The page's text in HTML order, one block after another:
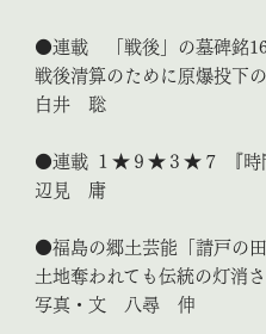
●連載 「戦後」の墓碑銘
戦後清算のために原爆投下
白井 聡
●連載 １★９★３★７ 『時
辺見 庸
●福島の郷土芸能「請戸の
土地奪われても伝統の灯消
写真・文 八尋 伸